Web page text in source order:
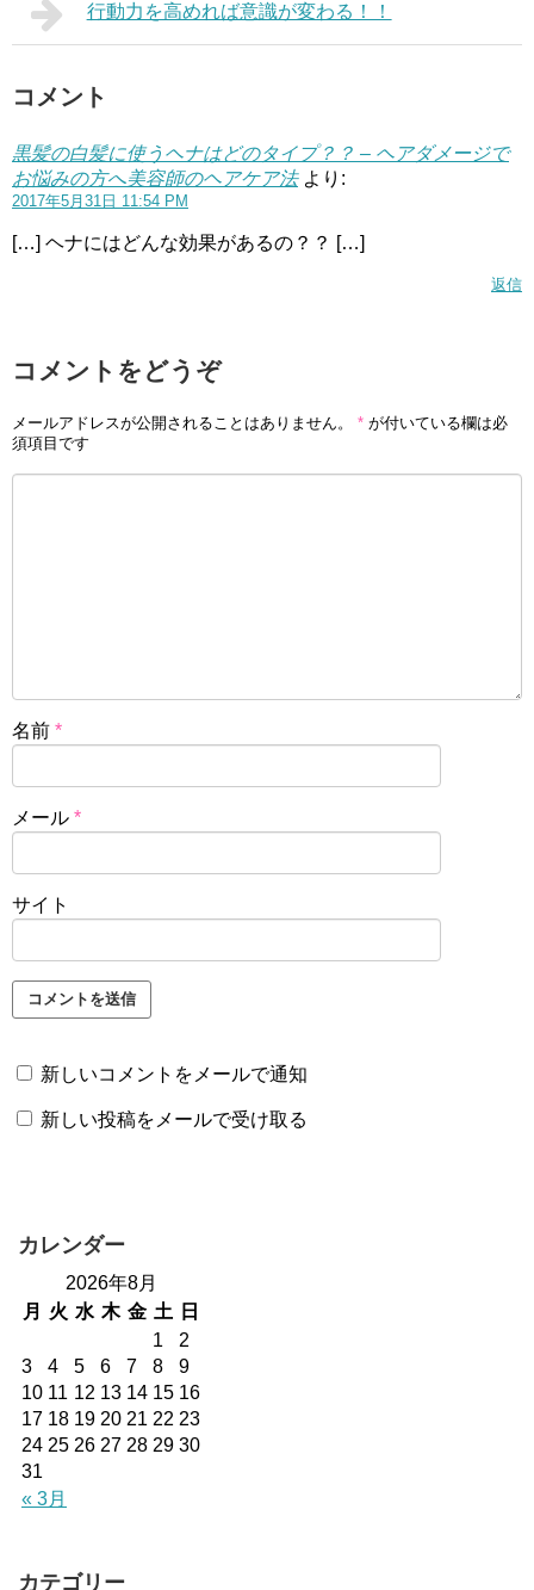
行動力を高めれば意識が変わる！！
コメント
黒髪の白髪に使うヘナはどのタイプ？？ – ヘアダメージで
お悩みの方へ美容師のヘアケア法 より:
2017年5月31日 11:54 PM
[…] ヘナにはどんな効果があるの？？ […]
返信
コメントをどうぞ
メールアドレスが公開されることはありません。 * が付いている欄は必
須項目です
名前 *
メール *
サイト
新しいコメントをメールで通知
新しい投稿をメールで受け取る
カレンダー
2026年8月
月
火 水 木 金 土 日
« 3月
1
2
3
4 5 6 7 8
9
10 11 12 13 14 15 16
17 18 19 20 21 22 23
24 25 26 27 28 29 30
31
カテゴリー